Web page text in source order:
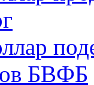
БВФБ